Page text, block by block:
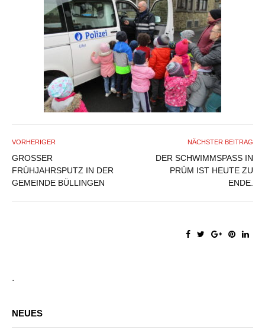
VORHERIGER
GROSSER F
RÜHJAHRSPUTZ IN DER G
EMEINDE BÜLLINGEN
NÄCHSTER BEITRAG
DER SCHWIMMSPASS IN P
RÜM IST HEUTE ZU E
NDE.
.
NEUES